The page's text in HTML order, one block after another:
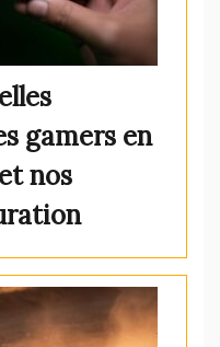
gamers en
nos